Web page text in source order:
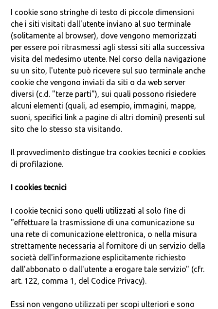
I cookie sono stringhe di testo di piccole dimensioni
che i siti visitati dall'utente inviano al suo terminale
(solitamente al browser), dove vengono memorizzati
per essere poi ritrasmessi agli stessi siti alla successiva
visita del medesimo utente. Nel corso della navigazione
su un sito, l'utente può ricevere sul suo terminale anche
cookie che vengono inviati da siti o da web server
diversi (c.d. "terze parti"), sui quali possono risiedere
alcuni elementi (quali, ad esempio, immagini, mappe,
suoni, specifici link a pagine di altri domini) presenti sul
sito che lo stesso sta visitando.
Il provvedimento distingue tra cookies tecnici e cookies
di profilazione.
I cookies tecnici
I cookie tecnici sono quelli utilizzati al solo fine di
"effettuare la trasmissione di una comunicazione su
una rete di comunicazione elettronica, o nella misura
strettamente necessaria al fornitore di un servizio della
società dell'informazione esplicitamente richiesto
dall'abbonato o dall'utente a erogare tale servizio" (cfr.
art. 122, comma 1, del Codice Privacy).
Essi non vengono utilizzati per scopi ulteriori e sono